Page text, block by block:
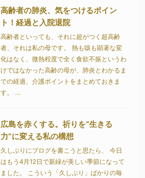
高齢者の肺炎、気をつけるポイン
ト！経過と入院退院
高齢者といっても、それに超がつく超高齢
者、それは私の母です。 熱も咳も顕著な変
化はなく、微熱程度で全く食欲不振というわ
けではなかった高齢の母が、肺炎とわかるま
での経過、介護ポイントをまとめておきま
す。 ...
広島を赤くする。祈りを“生きる
力”に変える私の構想
久しぶりにブログを書こうと思たら、 今日
はもう4月12日で新緑が美しい季節になって
ました。 こういう「久しぶり」ばかりの毎